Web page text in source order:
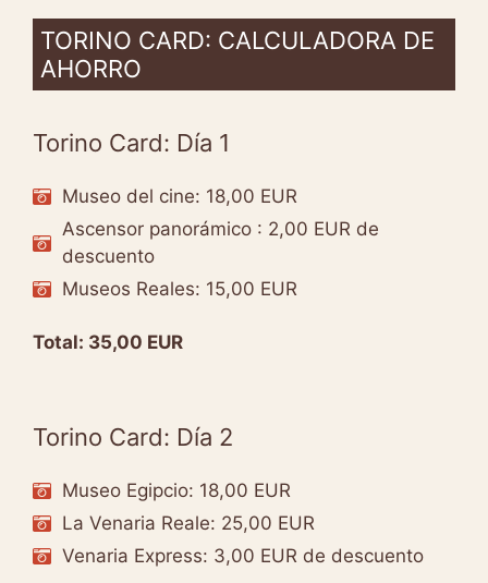
TORINO CARD: CALCULADORA DE
AHORRO
Torino Card: Día 1
Museo del cine: 18,00 EUR
Ascensor panorámico : 2,00 EUR de
descuento
Museos Reales: 15,00 EUR
Total: 35,00 EUR
Torino Card: Día 2
Museo Egipcio: 18,00 EUR
La Venaria Reale: 25,00 EUR
Venaria Express: 3,00 EUR de descuento